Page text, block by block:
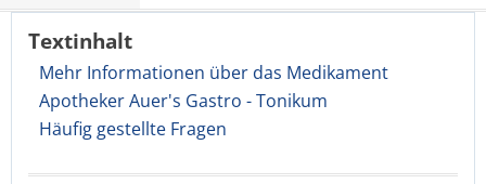
Textinhalt
Mehr Informationen über das Medikament
Apotheker Auer's Gastro - Tonikum
Häufig gestellte Fragen